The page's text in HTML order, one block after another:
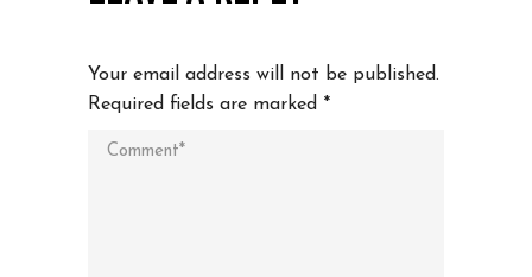
Your email address will not be published.
Required fields are marked *